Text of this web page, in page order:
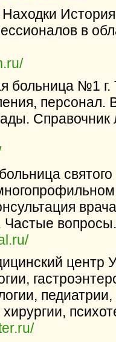
Находки
в
больница №1
персонал.
Справочник
Частые
центр